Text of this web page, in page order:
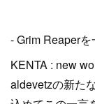
- Grim Reaperを
KENTA : new
aldevetzの新た